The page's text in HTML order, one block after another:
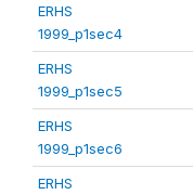
ERHS
1999_p1sec4
ERHS
1999_p1sec5
ERHS
1999_p1sec6
ERHS